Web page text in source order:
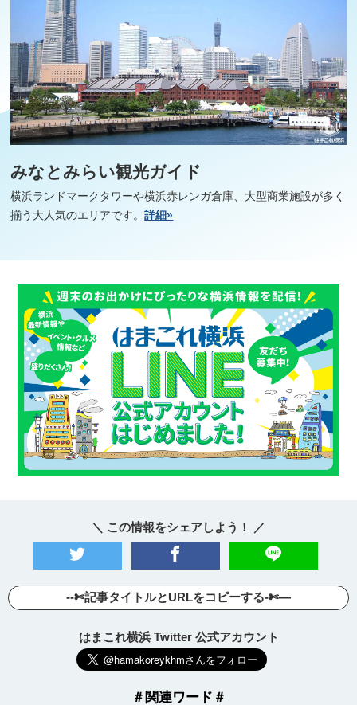
みなとみらい観光ガイド
横浜ランドマークタワーや横浜赤レンガ倉庫、大型商業施設が多く
揃う大人気のエリアです。詳細»
＼ この情報をシェアしよう！ ／
--✄記事タイトルとURLをコピーする-✄—
はまこれ横浜 Twitter 公式アカウント
＃関連ワード＃